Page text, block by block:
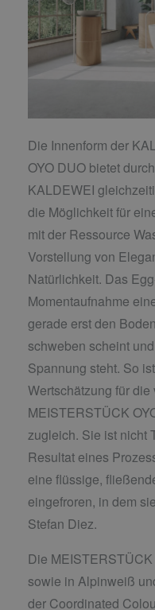
Die Innenform der
OYO DUO bietet
KALDEWEI
die Möglichkeit für
mit der Ressource
Vorstellung von
Natürlichkeit. Das
Momentaufnahme
gerade erst den
schweben scheint
Spannung steht. So
Wertschätzung für
MEISTERSTÜCK
zugleich. Sie ist nicht
Resultat eines
eine flüssige,
eingefroren, in dem
Stefan Diez.
Die
sowie in Alpinweiß
der Coordinated